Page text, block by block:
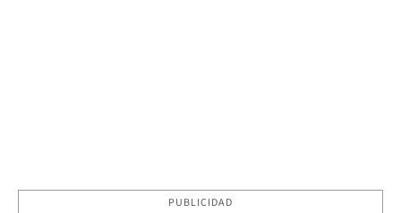
PUBLICIDAD